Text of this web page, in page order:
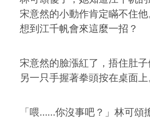
宋意然的小動作肯定瞞不住
想到江千帆會來這麼一招？
宋意然的臉漲紅了，捂住肚子
另一只手握著拳頭按在桌面上
「喂……你沒事吧？」林可頌